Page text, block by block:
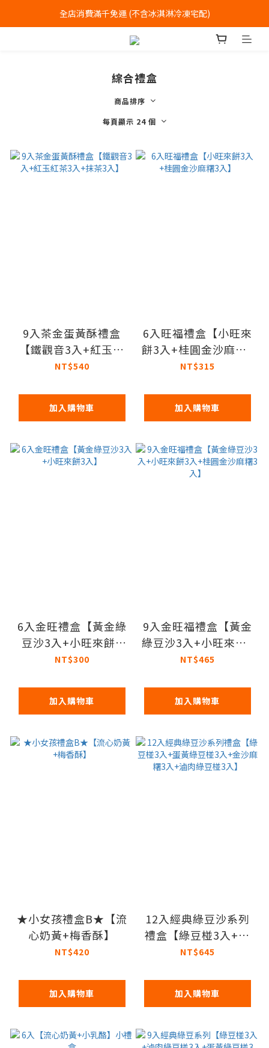
全店消費滿千免運 (不含冰淇淋冷凍宅配)
全店消費滿千免運 (不含冰淇淋冷凍宅配)
中式喜餅每消費滿一萬元，加贈2個一斤大餅
綜合禮盒
商品排序
每頁顯示 24 個
9入茶金蛋黃酥禮盒
【鐵觀音3入+紅玉紅
茶3入+抹茶3入】
NT$540
加入購物車
6入旺福禮盒【小旺來
餅3入+桂圓金沙麻糬3
入】
NT$315
加入購物車
6入金旺禮盒【黃金綠
豆沙3入+小旺來餅3
入】
NT$300
加入購物車
9入金旺福禮盒【黃金
綠豆沙3入+小旺來餅3
入+桂圓金沙麻糬3
NT$465
加入購物車
★小女孩禮盒B★【流
心奶黃+梅香酥】
NT$420
加入購物車
12入經典綠豆沙系列
禮盒【綠豆椪3入+蛋
黃綠豆椪3入+金沙麻
入】
NT$645
加入購物車